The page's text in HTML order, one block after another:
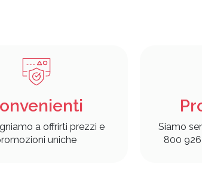
a offrirti prezzi e
uniche
Siamo
800